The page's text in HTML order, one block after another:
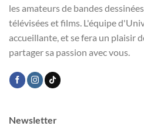
les amateurs de bandes
télévisées et films. L'équipe
accueillante, et se fera un plaisir
partager sa passion avec vous.
Newsletter